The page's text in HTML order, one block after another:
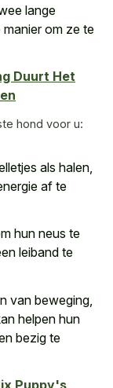
lange
om ze te
Duurt Het
hond voor u:
als halen,
af te
hun neus te
leiband te
van beweging,
helpen hun
bezig te